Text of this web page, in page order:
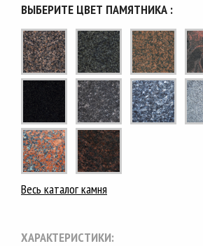
ВЫБЕРИТЕ ЦВЕТ ПАМЯТНИКА :
Весь каталог камня
ХАРАКТЕРИСТИКИ: